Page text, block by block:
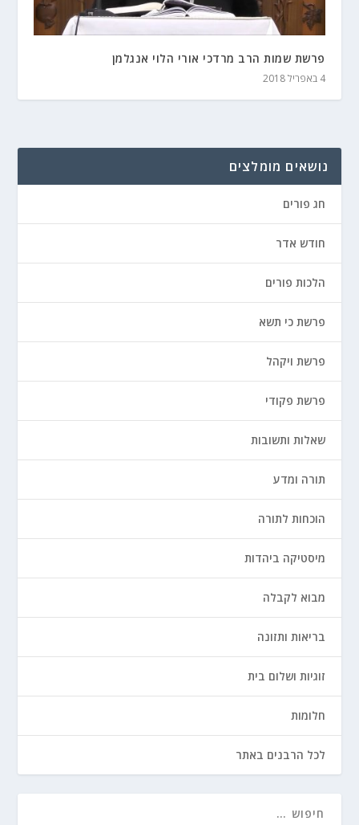
פרשת שמות הרב מרדכי אורי הלוי אנגלמן
4 באפריל 2018
נושאים מומלצים
חג פורים
חודש אדר
הלכות פורים
פרשת כי תשא
פרשת ויקהל
פרשת פקודי
שאלות ותשובות
תורה ומדע
הוכחות לתורה
מיסטיקה ביהדות
מבוא לקבלה
בריאות ותזונה
זוגיות ושלום בית
חלומות
לכל הרבנים באתר